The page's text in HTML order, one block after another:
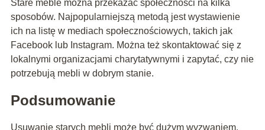
Stare meble można przekazać społeczności na kilka
sposobów. Najpopularniejszą metodą jest wystawienie
ich na listę w mediach społecznościowych, takich jak
Facebook lub Instagram. Można też skontaktować się z
lokalnymi organizacjami charytatywnymi i zapytać, czy nie
potrzebują mebli w dobrym stanie.
Podsumowanie
Usuwanie starych mebli może być dużym wyzwaniem,